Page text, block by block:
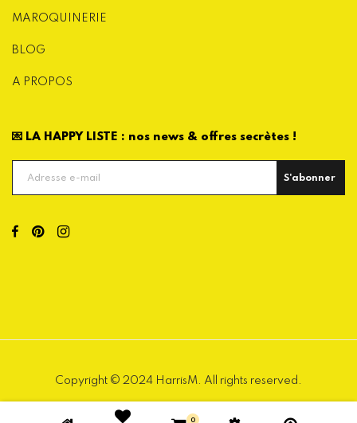
MAROQUINERIE
BLOG
A PROPOS
💌 LA HAPPY LISTE : nos news & offres secrètes !
S'abonner
Copyright © 2024 HarrisM. All rights reserved.
0